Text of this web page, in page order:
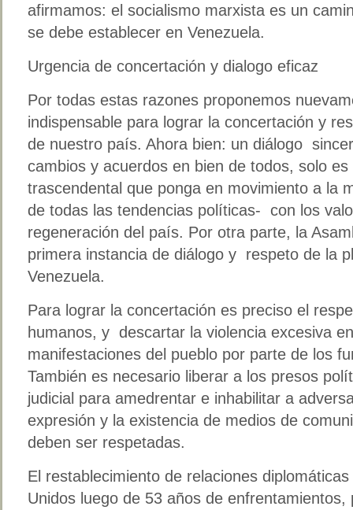
afirmamos: el socialismo marxista es un
se debe establecer en Venezuela.
Urgencia de concertación y dialogo eficaz
Por todas estas razones proponemos
indispensable para lograr la concertación y
de nuestro país. Ahora bien: un diálogo
cambios y acuerdos en bien de todos, solo
trascendental que ponga en movimiento a la
de todas las tendencias políticas- con los
regeneración del país. Por otra parte, la
primera instancia de diálogo y respeto de la
Venezuela.
Para lograr la concertación es preciso el
humanos, y descartar la violencia excesiva
manifestaciones del pueblo por parte de los
También es necesario liberar a los presos
judicial para amedrentar e inhabilitar a
expresión y la existencia de medios de
deben ser respetadas.
El restablecimiento de relaciones
Unidos luego de 53 años de